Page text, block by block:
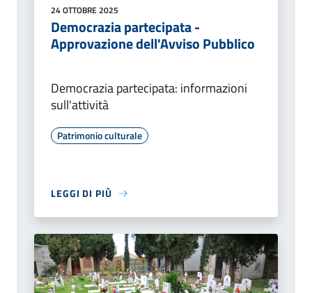
24 OTTOBRE 2025
Democrazia partecipata -
Approvazione dell'Avviso Pubblico
Democrazia partecipata: informazioni
sull'attività
Patrimonio culturale
LEGGI DI PIÙ